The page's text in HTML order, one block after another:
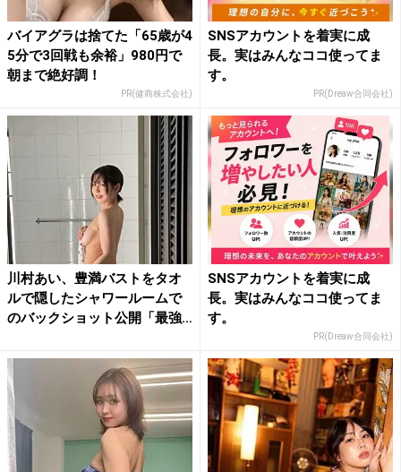
バイアグラは捨てた「65歳が4
5分で3回戦も余裕」980円で
朝まで絶好調！
PR(健商株式会社)
SNSアカウントを着実に成
長。実はみんなココ使ってま
す。
PR(Dreaw合同会社)
川村あい、豊満バストをタオ
ルで隠したシャワールームで
のバックショット公開「最強
SNSアカウントを着実に成
長。実はみんなココ使ってま
す。
PR(Dreaw合同会社)